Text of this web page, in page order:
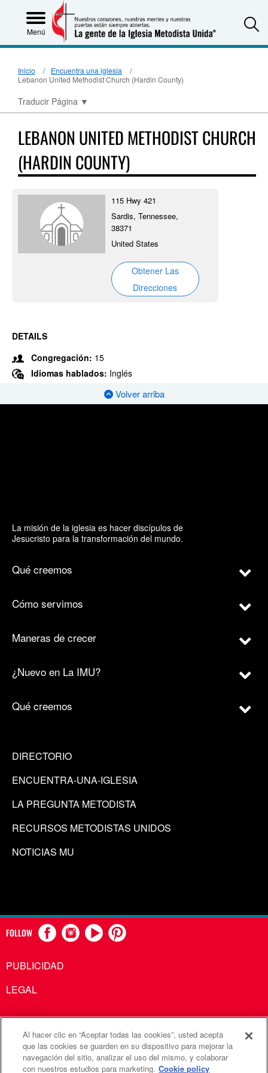
Menú
Inicio
Encuentra una iglesia
Lebanon United Methodist Church (Hardin County)
Traducir Página ▼
LEBANON UNITED METHODIST CHURCH
(HARDIN COUNTY)
115 Hwy 421
Sardis, Tennessee,
38371
United States
Obtener Las
Direcciones
DETAILS
Congregación: 15
Idiomas hablados: Inglés
Volver arriba
La misión de la iglesia es hacer discípulos de
Jesucristo para la transformación del mundo.
Qué creemos
Cómo servimos
Maneras de crecer
¿Nuevo en La IMU?
Qué creemos
DIRECTORIO
ENCUENTRA-UNA-IGLESIA
LA PREGUNTA METODISTA
RECURSOS METODISTAS UNIDOS
NOTICIAS MU
FOLLOW
PUBLICIDAD
LEGAL
Comunicaciones Metodistas Unidas es una agencia de la
Iglesia Metodista Unida
Al hacer clic en “Aceptar todas las cookies”, usted acepta
que las cookies se guarden en su dispositivo para mejorar la
navegación del sitio, analizar el uso del mismo, y colaborar
con nuestros estudios para marketing. Cookie policy